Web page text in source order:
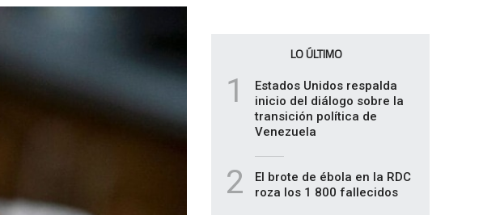
LO ÚLTIMO
1
Estados Unidos respalda
inicio del diálogo sobre la
transición política de
Venezuela
2
El brote de ébola en la RDC
roza los 1 800 fallecidos